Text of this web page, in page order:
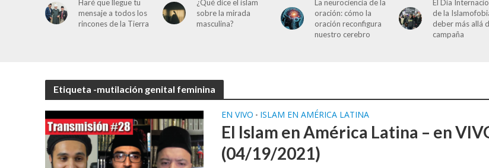
Haré que llegue tu
mensaje a todos los
rincones de la Tierra
¿Qué dice el islam
sobre la mirada
masculina?
La neurociencia de la
oración: cómo la
oración reconfigura
nuestro cerebro
El Día
de la
deber más allá
campaña
Etiqueta -mutilación genital feminina
EN VIVO • ISLAM EN AMÉRICA LATINA
El Islam en América Latina – en
(04/19/2021)